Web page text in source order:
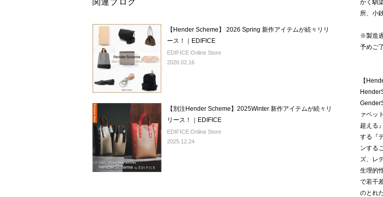
関連ブログ
【Hender Scheme】 2026 Spring 新作アイテムが続々リリ
ース！｜EDIFICE
EDIFICE Online Store
2026.02.16
【別注Hender Scheme】2025Winter 新作アイテムが続々リ
リース！｜EDIFICE
EDIFICE Online Store
2025.12.24
かく馴
所、小
※製造
予めご
【
ァベッ
超える
する『
ンする
ズ、レ
生理的
で若干
のとれ